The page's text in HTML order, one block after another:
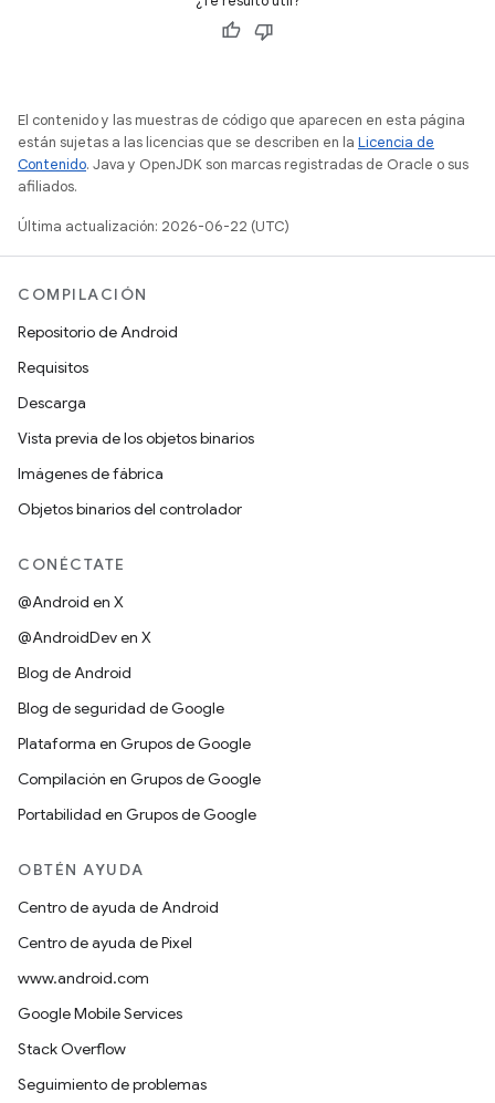
El contenido y las muestras de código que aparecen en esta página
están sujetas a las licencias que se describen en la Licencia de
Contenido. Java y OpenJDK son marcas registradas de Oracle o sus
afiliados.
Última actualización: 2026-06-22 (UTC)
COMPILACIÓN
Repositorio de Android
Requisitos
Descarga
Vista previa de los objetos binarios
Imágenes de fábrica
Objetos binarios del controlador
CONÉCTATE
@Android en X
@AndroidDev en X
Blog de Android
Blog de seguridad de Google
Plataforma en Grupos de Google
Compilación en Grupos de Google
Portabilidad en Grupos de Google
OBTÉN AYUDA
Centro de ayuda de Android
Centro de ayuda de Pixel
www.android.com
Google Mobile Services
Stack Overflow
Seguimiento de problemas